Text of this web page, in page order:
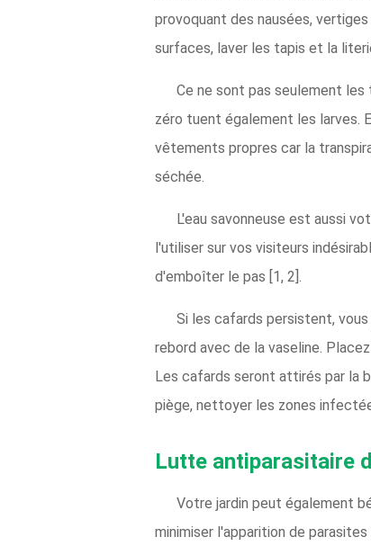
provoquant des nausées,
surfaces, laver les tapis et la
Ce ne sont pas seulement les
zéro tuent également les larves.
vêtements propres car la
séchée.
L'eau savonneuse est aussi
l'utiliser sur vos visiteurs
d'emboîter le pas [1, 2].
Si les cafards persistent,
rebord avec de la vaseline.
Les cafards seront attirés par la
piège, nettoyer les zones
Lutte antiparasitaire
Votre jardin peut également
minimiser l'apparition de